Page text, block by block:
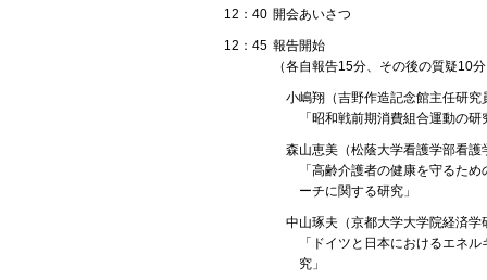
12：40 開会あいさつ
12：45 報告開始
（各自報告15分、その後の質疑10
小嶋翔（吉野作造記念館主任研究
「昭和戦前期消費組合運動の
森山恵美（松蔭大学看護学部看護
「高齢介護者の健康を守るた
ーチに関する研究」
中山琢夫（京都大学大学院経済学
「ドイツと日本におけるエネ
究」